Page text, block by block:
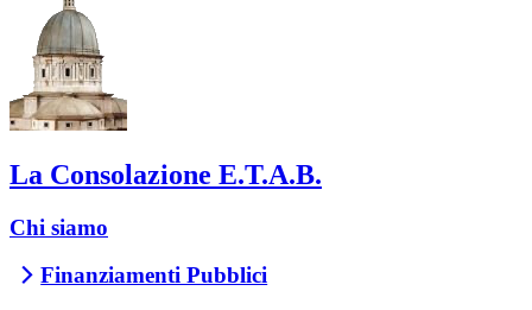
La Consolazione E.T.A.B.
Chi siamo
Finanziamenti Pubblici